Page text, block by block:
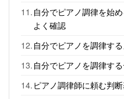
自分でピアノ調律を始
よく確認
自分でピアノを調律す
自分でピアノを調律す
ピアノ調律師に頼む判